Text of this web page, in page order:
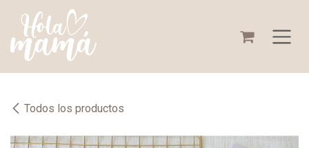
Todos los productos